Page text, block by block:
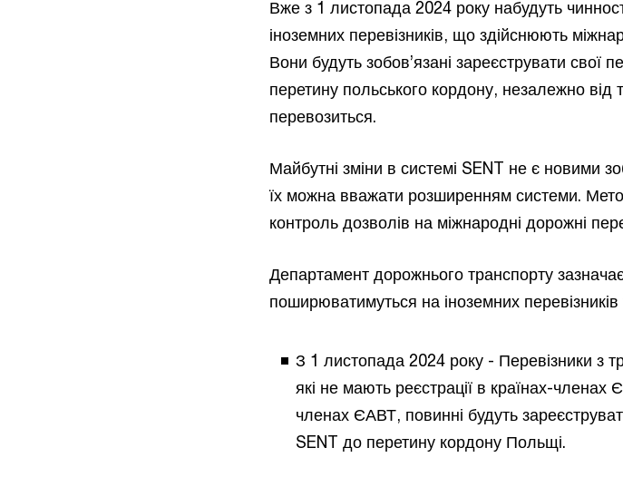
Вже з 1 листопада 2024 року набудуть
іноземних перевізників, що здійснюють
Вони будуть зобов’язані зареєструвати свої
перетину польського кордону, незалежно
перевозиться.
Майбутні зміни в системі SENT не є новими
їх можна вважати розширенням системи.
контроль дозволів на міжнародні дорожні
Департамент дорожнього транспорту
поширюватимуться на іноземних перевізників
З 1 листопада 2024 року - Перевізники з
які не мають реєстрації в країнах-членах
членах ЄАВТ, повинні будуть
SENT до перетину кордону Польщі.